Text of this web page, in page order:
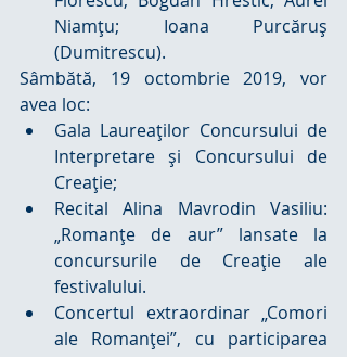
Niamțu; Ioana Purcăruș
(Dumitrescu).
Sâmbătă, 19 octombrie 2019, vor
avea loc:
Gala Laureaţilor Concursului de
Interpretare și Concursului de
Creație;
Recital Alina Mavrodin Vasiliu:
„Romanţe de aur” lansate la
concursurile de Creație ale
festivalului.
Concertul extraordinar „Comori
ale Romanţei”, cu participarea